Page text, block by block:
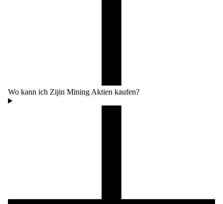
Wo kann ich Zijin Mining Aktien kaufen?